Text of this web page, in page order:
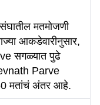
मतमोजणी
आकडेवारीनुसार,
सगळ्यात पुढे
Parve
मतांचं अंतर आहे.